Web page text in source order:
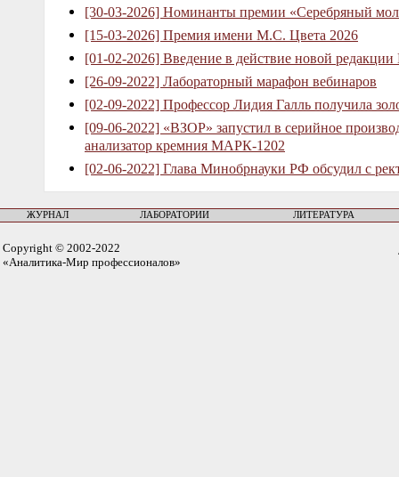
[30-03-2026] Номинанты премии «Серебряный
[15-03-2026] Премия имени М.С. Цвета 2026
[01-02-2026] Введение в действие новой
[26-09-2022] Лабораторный марафон вебинаров
[02-09-2022] Профессор Лидия Галль получила
[09-06-2022] «ВЗОР» запустил в серийное
анализатор кремния МАРК-1202
[02-06-2022] Глава Минобрнауки РФ обсудил с
ЖУРНАЛ ЛАБОРАТОРИИ ЛИТЕРАТУРА
Copyright © 2002-2022
«Аналитика-Мир профессионалов»